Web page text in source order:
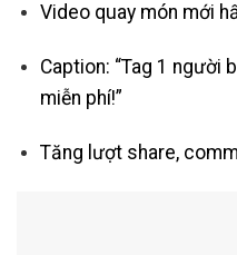
Video quay món mới
Caption: “Tag 1 người
miễn phí!”
Tăng lượt share,